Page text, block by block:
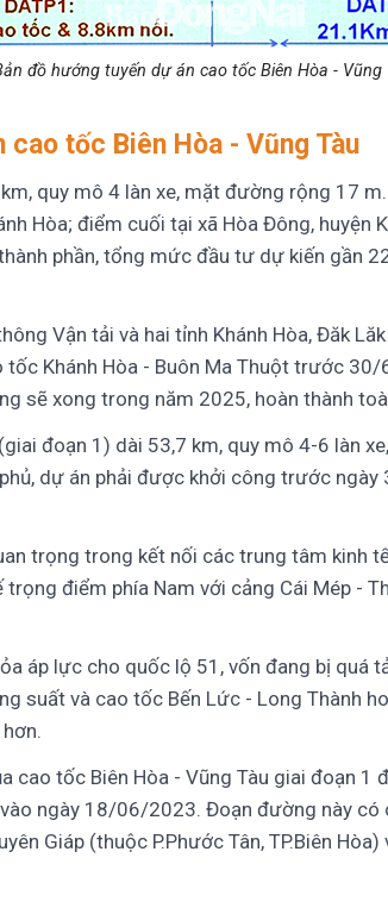
đồ hướng tuyến dự án cao tốc Biên Hòa - Vũng
cao tốc Biên Hòa - Vũng Tàu
quy mô 4 làn xe, mặt đường rộng 17
Hòa; điểm cuối tại xã Hòa Đông, huyện
phần, tổng mức đầu tư dự kiến gần
Vận tải và hai tỉnh Khánh Hòa, Đăk
Khánh Hòa - Buôn Ma Thuột trước
sẽ xong trong năm 2025, hoàn thành
(giai đoạn 1) dài 53,7 km, quy mô 4-6 làn
dự án phải được khởi công trước
trọng trong kết nối các trung tâm kinh
điểm phía Nam với cảng Cái Mép -
áp lực cho quốc lộ 51, vốn đang bị quá
suất và cao tốc Bến Lức - Long Thành
cao tốc Biên Hòa - Vũng Tàu giai đoạn 1
ngày 18/06/2023. Đoạn đường này có
Giáp (thuộc P.Phước Tân, TP.Biên